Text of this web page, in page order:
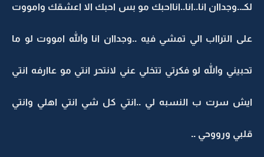
لكـ..وجداان انا..انا..انااحبك مو بس احبك الا اعشقك وامووت
على الترااب الي تمشي فيه ..وجداان انا والله امووت لو ما
تحبيني والله لو فكرتي تتخلي عني لانتحر انتي مو عاارفه انتي
ايش سرت ب النسبه لي ..انتي كل شي انتي اهلي وانتي
قلبي ورووحي ..